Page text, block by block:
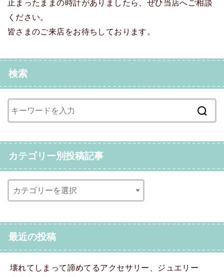
止まったままの時計がありましたら、ぜひ当店へご相談
ください。
皆さまのご来店をお待ちしております。
検索
カテゴリー別投稿記事
最近の投稿
壊れてしまって諦めてるアクセサリー、ジュエリー